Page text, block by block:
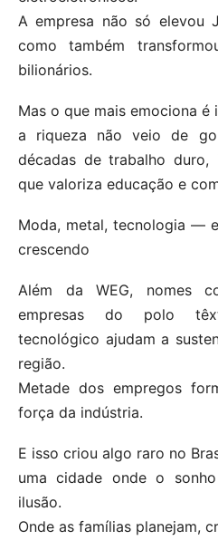
A empresa não só elevou
como também
bilionários.
Mas o que mais emociona é
a riqueza não veio de
décadas de trabalho duro,
que valoriza educação e
Moda, metal, tecnologia —
crescendo
Além da WEG, nomes
empresas do polo
tecnológico ajudam a
região.
Metade dos empregos
força da indústria.
E isso criou algo raro no
uma cidade onde o
ilusão.
Onde as famílias planejam,